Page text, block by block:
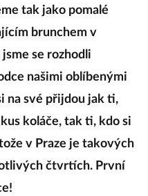
tak jako pomalé
brunchem v
se rozhodli
našimi oblíbenými
na své přijdou jak ti,
koláče, tak ti, kdo si
v Praze je takových
čtvrtích. První